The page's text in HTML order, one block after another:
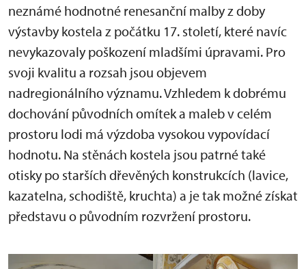
neznámé hodnotné renesanční malby z doby
výstavby kostela z počátku 17. století, které navíc
nevykazovaly poškození mladšími úpravami. Pro
svoji kvalitu a rozsah jsou objevem
nadregionálního významu. Vzhledem k dobrému
dochování původních omítek a maleb v celém
prostoru lodi má výzdoba vysokou vypovídací
hodnotu. Na stěnách kostela jsou patrné také
otisky po starších dřevěných konstrukcích (lavice,
kazatelna, schodiště, kruchta) a je tak možné získat
představu o původním rozvržení prostoru.